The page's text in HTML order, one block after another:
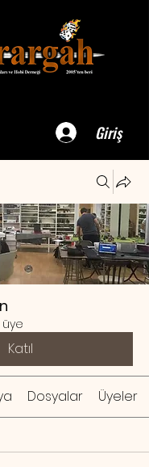
Giriş
üye
Katıl
Dosyalar Üyeler